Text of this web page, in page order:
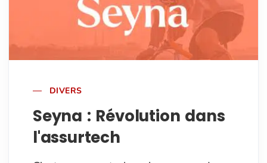
DIVERS
Seyna : Révolution dans
l'assurtech